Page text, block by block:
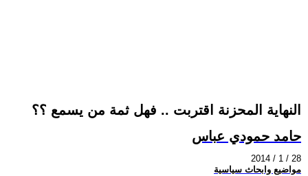
النهاية المحزنة اقتربت .. فهل ثمة من يسمع ؟؟
حامد حمودي عباس
2014 / 1 / 28
مواضيع وابحاث سياسية